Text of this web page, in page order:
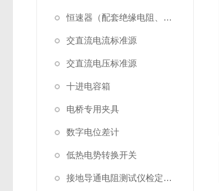
恒速器（配套绝缘电阻、接地电阻表检定）
交直流电流标准源
交直流电压标准源
十进电容箱
电桥专用夹具
数字电位差计
低热电势转换开关
接地导通电阻测试仪检定装置